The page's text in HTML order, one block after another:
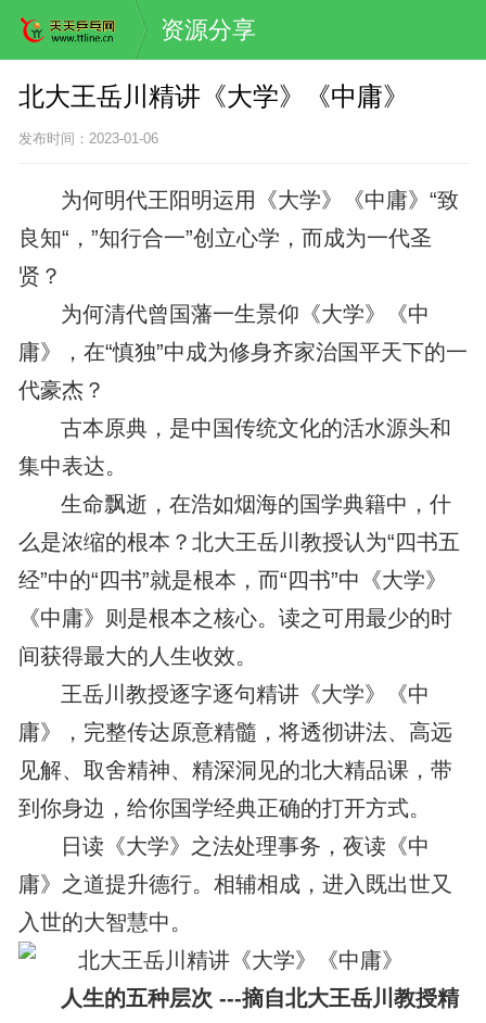
资源分享
北大王岳川精讲《大学》《中庸》
发布时间：2023-01-06
为何明代王阳明运用《大学》《中庸》“致
良知“，”知行合一”创立心学，而成为一代圣
贤？
为何清代曾国藩一生景仰《大学》《中
庸》，在“慎独”中成为修身齐家治国平天下的一
代豪杰？
古本原典，是中国传统文化的活水源头和
集中表达。
生命飘逝，在浩如烟海的国学典籍中，什
么是浓缩的根本？北大王岳川教授认为“四书五
经”中的“四书”就是根本，而“四书”中《大学》
《中庸》则是根本之核心。读之可用最少的时
间获得最大的人生收效。
王岳川教授逐字逐句精讲《大学》《中
庸》，完整传达原意精髓，将透彻讲法、高远
见解、取舍精神、精深洞见的北大精品课，带
到你身边，给你国学经典正确的打开方式。
日读《大学》之法处理事务，夜读《中
庸》之道提升德行。相辅相成，进入既出世又
入世的大智慧中。
人生的五种层次 ---摘自北大王岳川教授精